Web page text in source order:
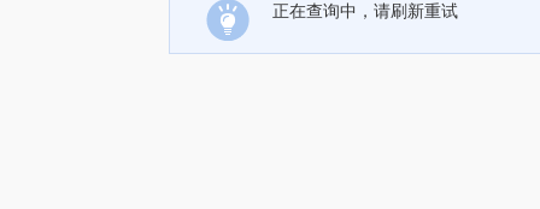
正在查询中，请刷新重试